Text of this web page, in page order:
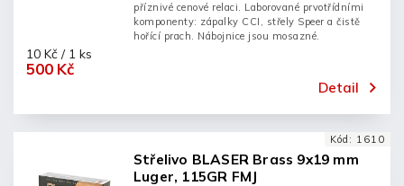
500 Kč
10 Kč / 1 ks
Detail
příznivé cenové relaci. Laborované prvotřídními
komponenty: zápalky CCI, střely Speer a čistě
hořící prach. Nábojnice jsou mosazné.
Střelivo BLASER Brass 9x19 mm
Luger, 115GR FMJ
Kód: 1610